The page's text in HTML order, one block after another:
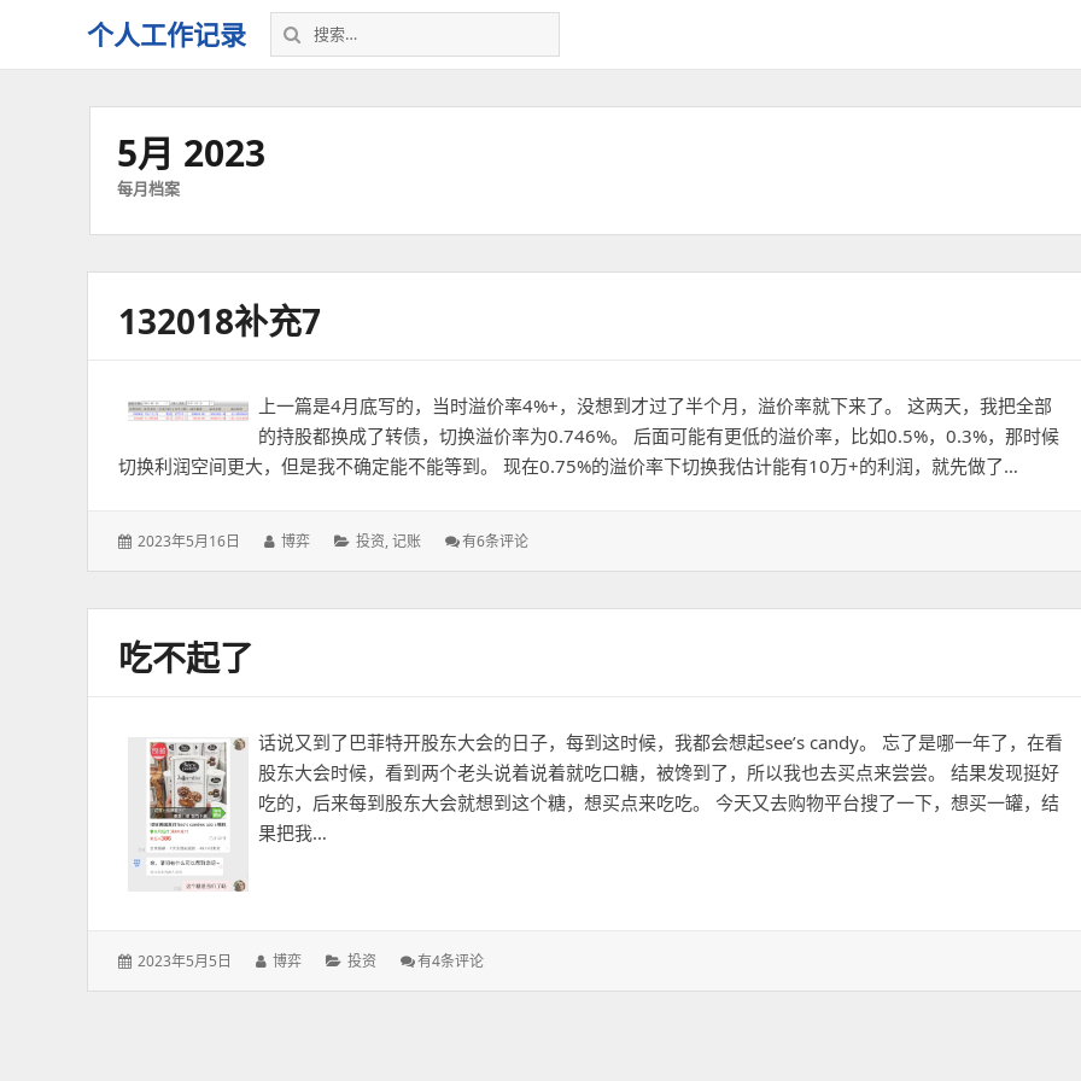
个人工作记录
搜
索：
5月 2023
每月档案
132018补充7
上一篇是4月底写的，当时溢价率4%+，没想到才过了半个月，溢价率就下来了。 这两天，我把全部
的持股都换成了转债，切换溢价率为0.746%。 后面可能有更低的溢价率，比如0.5%，0.3%，那时候
切换利润空间更大，但是我不确定能不能等到。 现在0.75%的溢价率下切换我估计能有10万+的利润，就先做了…
发
2023年5月16日
作
博弈
分
投资,记账
132018
7
有6条评论
吃不起了
话说又到了巴菲特开股东大会的日子，每到这时候，我都会想起see’s candy。 忘了是哪一年了，在看
股东大会时候，看到两个老头说着说着就吃口糖，被馋到了，所以我也去买点来尝尝。 结果发现挺好
吃的，后来每到股东大会就想到这个糖，想买点来吃吃。 今天又去购物平台搜了一下，想买一罐，结
果把我…
发
2023年5月5日
作
博弈
分
投资
吃
有4条评论